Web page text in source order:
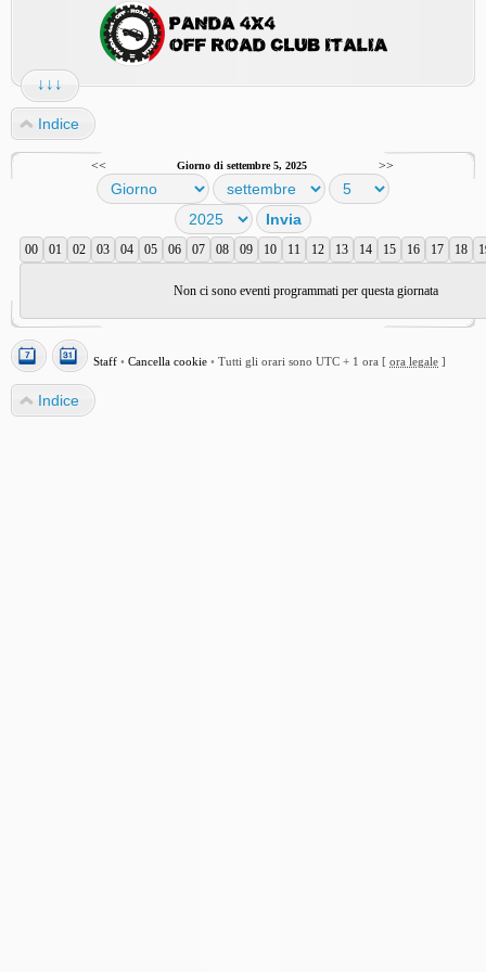
↓↓↓
Indice
<< Giorno di settembre 5, 2025 >>
00 01 02 03 04 05 06 07 08 09 10 11 12 13 14 15 16 17 18
Non ci sono eventi programmati per questa giornata
Staff • Cancella cookie • Tutti gli orari sono UTC + 1 ora [ ora legale ]
Indice